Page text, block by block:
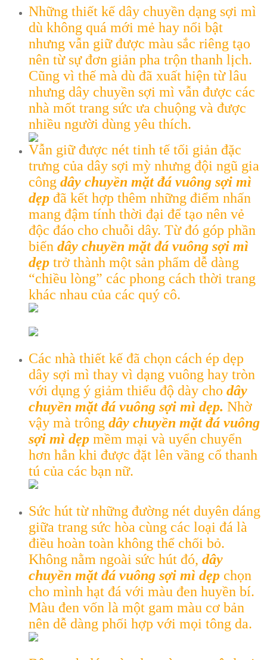
Những thiết kế dây chuyền dạng sợi mì
dù không quá mới mẻ hay nổi bật
nhưng vẫn giữ được màu sắc riêng tạo
nên từ sự đơn giản pha trộn thanh lịch.
Cũng vì thế mà dù đã xuất hiện từ lâu
nhưng dây chuyền sợi mì vẫn được các
nhà mốt trang sức ưa chuộng và được
nhiều người dùng yêu thích.
Vẫn giữ được nét tinh tế tối giản đặc
trưng của dây sợi mỳ nhưng đội ngũ gia
công dây chuyền mặt đá vuông sợi mì
dẹp đã kết hợp thêm những điểm nhấn
mang đậm tính thời đại để tạo nên vẻ
độc đáo cho chuỗi dây. Từ đó góp phần
biến dây chuyền mặt đá vuông sợi mì
dẹp trở thành một sản phẩm dễ dàng
“chiều lòng” các phong cách thời trang
khác nhau của các quý cô.
Các nhà thiết kế đã chọn cách ép dẹp
dây sợi mì thay vì dạng vuông hay tròn
với dụng ý giảm thiểu độ dày cho dây
chuyền mặt đá vuông sợi mì dẹp. Nhờ
vậy mà trông dây chuyền mặt đá vuông
sợi mì dẹp mềm mại và uyển chuyển
hơn hẳn khi được đặt lên vầng cổ thanh
tú của các bạn nữ.
Sức hút từ những đường nét duyên dáng
giữa trang sức hòa cùng các loại đá là
điều hoàn toàn không thể chối bỏ.
Không nằm ngoài sức hút đó, dây
chuyền mặt đá vuông sợi mì dẹp chọn
cho mình hạt đá với màu đen huyền bí.
Màu đen vốn là một gam màu cơ bản
nên dễ dàng phối hợp với mọi tông da.